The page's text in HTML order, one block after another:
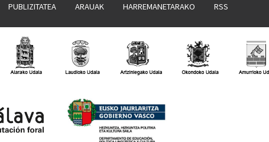
PUBLIZITATEA ARAUAK HARREMANETARAKO RSS